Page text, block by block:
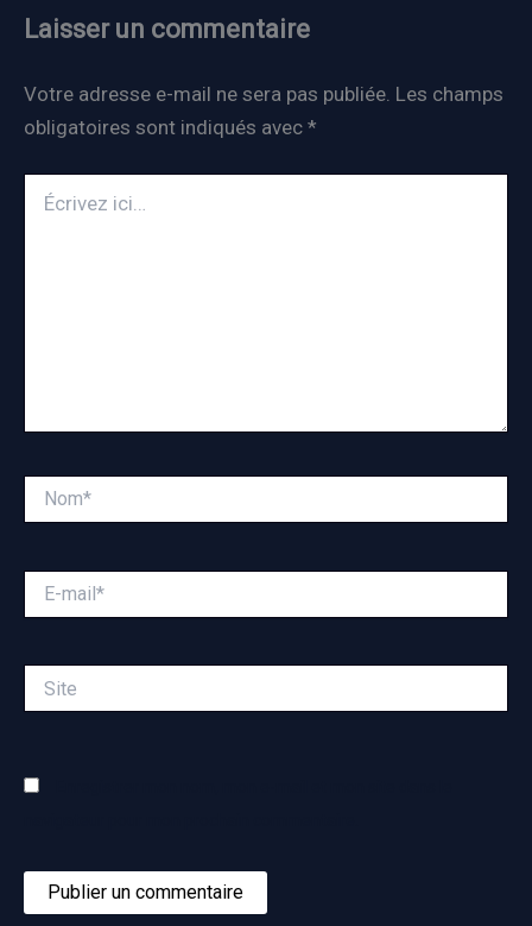
Laisser un commentaire
Votre adresse e-mail ne sera pas publiée. Les champs
obligatoires sont indiqués avec *
ici…
mail*